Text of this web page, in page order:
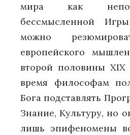
мира как
бессмысленной
можно
европейского
второй половины XIX
время философам
Бога подставлять
Знание, Культуру, но
лишь эпифеномены